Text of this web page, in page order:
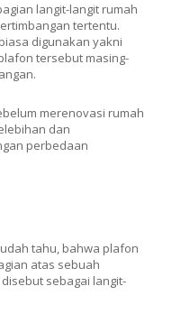
langit-langit rumah
tertentu.
digunakan yakni
tersebut masing-
merenovasi rumah
dan
perbedaan
tahu, bahwa plafon
atas sebuah
sebagai langit-